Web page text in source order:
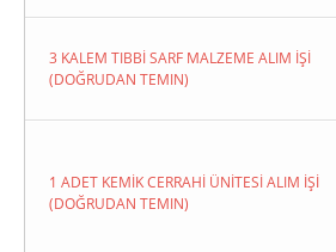
3 KALEM TIBBİ SARF MALZEME ALIM İŞİ
(DOĞRUDAN TEMIN)
1 ADET KEMİK CERRAHİ ÜNİTESİ ALIM İŞİ
(DOĞRUDAN TEMIN)